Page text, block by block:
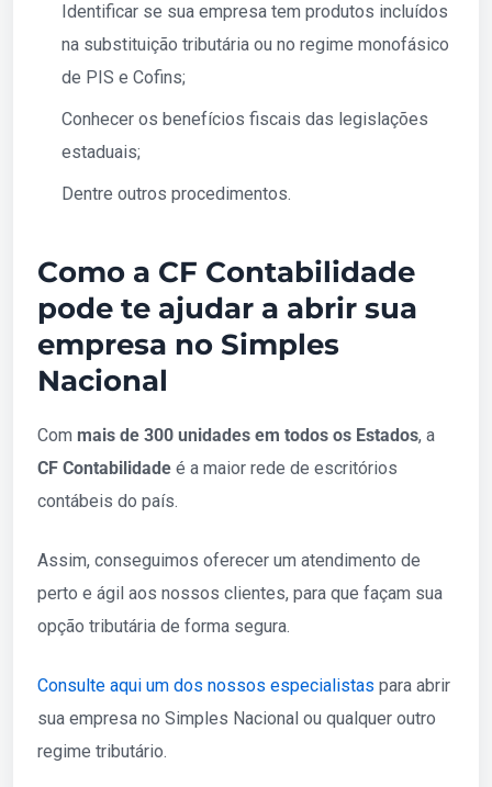
Identificar se sua empresa tem produtos incluídos
na substituição tributária ou no regime monofásico
de PIS e Cofins;
Conhecer os benefícios fiscais das legislações
estaduais;
Dentre outros procedimentos.
Como a CF Contabilidade
pode te ajudar a abrir sua
empresa no Simples
Nacional
Com mais de 300 unidades em todos os Estados, a
CF Contabilidade é a maior rede de escritórios
contábeis do país.
Assim, conseguimos oferecer um atendimento de
perto e ágil aos nossos clientes, para que façam sua
opção tributária de forma segura.
Consulte aqui um dos nossos especialistas para abrir
sua empresa no Simples Nacional ou qualquer outro
regime tributário.